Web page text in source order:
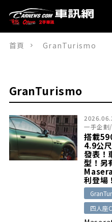
首頁 GranTurismo
GranTurismo
一手企劃/
搭載
4.9公
發表！
型！另
利登場！
四人座